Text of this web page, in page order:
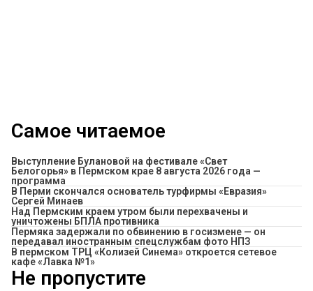
Самое читаемое
Выступление Булановой на фестивале «Свет
Белогорья» в Пермском крае 8 августа 2026 года —
программа
В Перми скончался основатель турфирмы «Евразия»
Сергей Минаев
Над Пермским краем утром были перехвачены и
уничтожены БПЛА противника
Пермяка задержали по обвинению в госизмене — он
передавал иностранным спецслужбам фото НПЗ
​В пермском ТРЦ «Колизей Синема» откроется сетевое
кафе «Лавка №1»
Не пропустите